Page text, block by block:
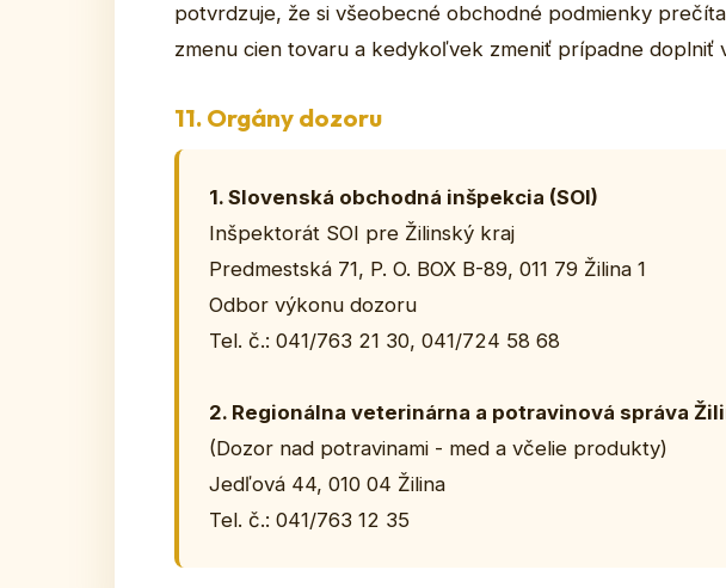
potvrdzuje, že si všeobecné obchodné podmienky
zmenu cien tovaru a kedykoľvek zmeniť prípadne doplniť
11. Orgány dozoru
1. Slovenská obchodná inšpekcia (SOI)
Inšpektorát SOI pre Žilinský kraj
Predmestská 71, P. O. BOX B-89, 011 79 Žilina 1
Odbor výkonu dozoru
Tel. č.: 041/763 21 30, 041/724 58 68
2. Regionálna veterinárna a potravinová správa
(Dozor nad potravinami - med a včelie produkty)
Jedľová 44, 010 04 Žilina
Tel. č.: 041/763 12 35